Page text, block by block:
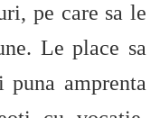
pe care sa le
Le place sa
amprenta